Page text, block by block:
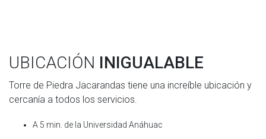
UBICACIÓN INIGUALABLE
Torre de Piedra Jacarandas tiene una increíble ubicación y
cercanía a todos los servicios.
A 5 min. de la Universidad Anáhuac